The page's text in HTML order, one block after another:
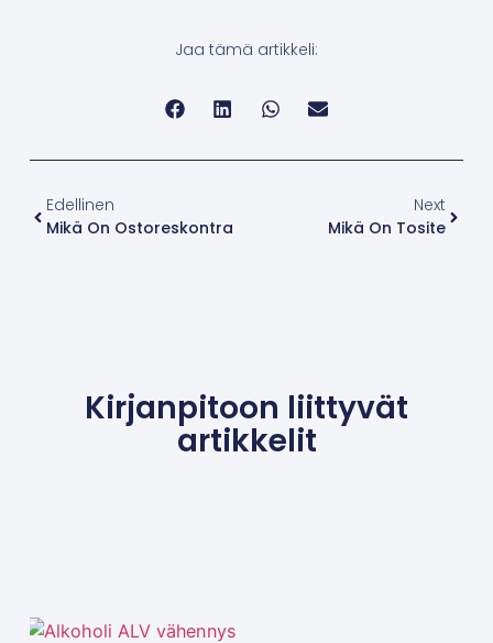
Jaa tämä artikkeli:
Edellinen
Mikä On Ostoreskontra
Next
Mikä On Tosite
Kirjanpitoon liittyvät
artikkelit